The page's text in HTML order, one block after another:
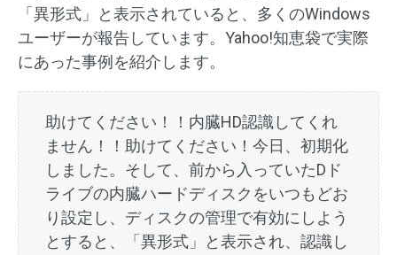
「異形式」と表示されていると、多くのWindows
ユーザーが報告しています。Yahoo!知恵袋で実際
にあった事例を紹介します。
助けてください！！内臓HD認識してくれ
ません！！助けてください！今日、初期化
しました。そして、前から入っていたDド
ライブの内臓ハードディスクをいつもどお
り設定し、ディスクの管理で有効にしよう
とすると、「異形式」と表示され、認識し